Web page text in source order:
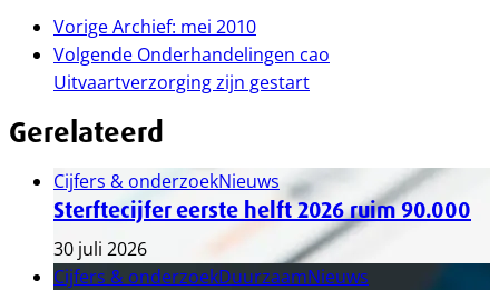
VorigeArchief: mei 2010
Volgende Onderhandelingen cao
Uitvaartverzorging zijn gestart
Gerelateerd
Cijfers & onderzoekNieuws
Sterftecijfer eerste helft 2026 ruim 90.000
30 juli 2026
Cijfers & onderzoekDuurzaamNieuws